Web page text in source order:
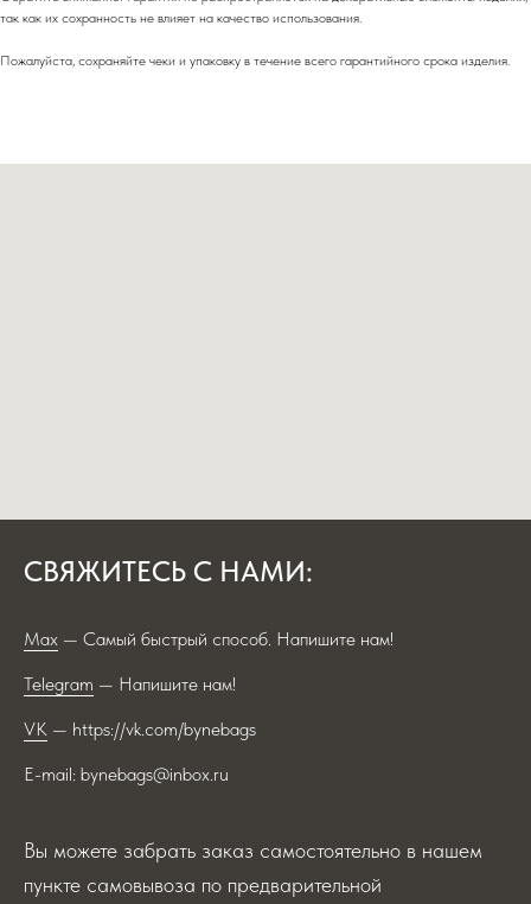
так как их сохранность не влияет на качество использования.
Пожалуйста, сохраняйте чеки и упаковку в течение всего гарантийного срока изделия.
СВЯЖИТЕСЬ С НАМИ:
Max — Самый быстрый способ. Напишите нам!
Telegram — Напишите нам!
VK — https://vk.com/bynebags
E-mail: bynebags@inbox.ru
Вы можете забрать заказ самостоятельно в нашем
пункте самовывоза по предварительной